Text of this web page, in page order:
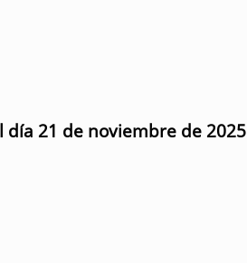
día 21 de noviembre de 2025